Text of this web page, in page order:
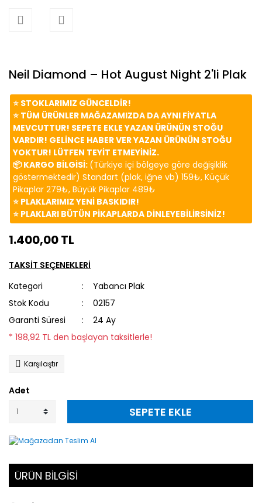
Neil Diamond – Hot August Night 2'li Plak
⭐️ STOKLARIMIZ GÜNCELDİR!
⭐️ TÜM ÜRÜNLER MAĞAZAMIZDA DA AYNI FİYATLA
MEVCUTTUR! SEPETE EKLE YAZAN ÜRÜNÜN STOĞU
VARDIR! GELİNCE HABER VER YAZAN ÜRÜNÜN STOĞU
YOKTUR! LÜTFEN TEYİT ETMEYİNİZ.
📦 KARGO BİLGİSİ: (Türkiye içi bölgeye göre değişiklik
göstermektedir) Standart (plak, iğne vb) 159₺, Küçük
Pikaplar 279₺, Büyük Pikaplar 489₺
⭐️ PLAKLARIMIZ YENİ BASKIDIR!
⭐️ PLAKLARI BÜTÜN PİKAPLARDA DİNLEYEBİLİRSİNİZ!
1.400,00 TL
TAKSİT SEÇENEKLERİ
Kategori
Yabancı Plak
Stok Kodu
02157
Garanti Süresi
24 Ay
* 198,92 TL den başlayan taksitlerle!
Karşılaştır
Adet
SEPETE EKLE
ÜRÜN BİLGİSİ